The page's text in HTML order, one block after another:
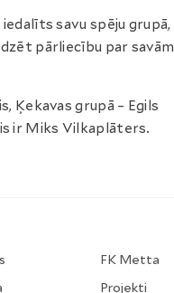
savu spēju grupā,
pārliecību par savām
Ķekavas grupā – Egils
ir Miks Vilkaplāters.
FK Metta
Projekti